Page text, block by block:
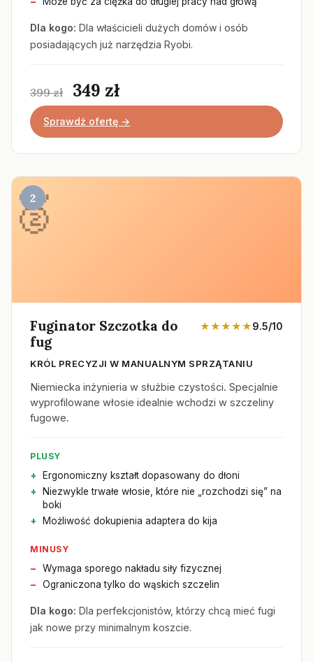
Dla kogo: Dla właścicieli dużych domów i osób
posiadających już narzędzia Ryobi.
399 zł 349 zł
Sprawdź ofertę →
2
Fuginator Szczotka do
fug
★★★★★9.5/10
KRÓL PRECYZJI W MANUALNYM SPRZĄTANIU
Niemiecka inżynieria w służbie czystości. Specjalnie
wyprofilowane włosie idealnie wchodzi w szczeliny
fugowe.
PLUSY
Ergonomiczny kształt dopasowany do dłoni
Niezwykle trwałe włosie, które nie „rozchodzi się” na
boki
Możliwość dokupienia adaptera do kija
MINUSY
Wymaga sporego nakładu siły fizycznej
Ograniczona tylko do wąskich szczelin
Dla kogo: Dla perfekcjonistów, którzy chcą mieć fugi
jak nowe przy minimalnym koszcie.